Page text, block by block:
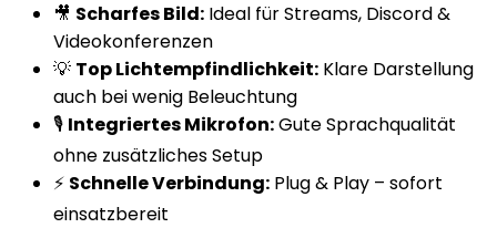
🎥 Scharfes Bild: Ideal für Streams, Discord &
Videokonferenzen
💡 Top Lichtempfindlichkeit: Klare Darstellung
auch bei wenig Beleuchtung
🎙️ Integriertes Mikrofon:Gute Sprachqualität
ohne zusätzliches Setup
⚡ Schnelle Verbindung: Plug & Play – sofort
einsatzbereit